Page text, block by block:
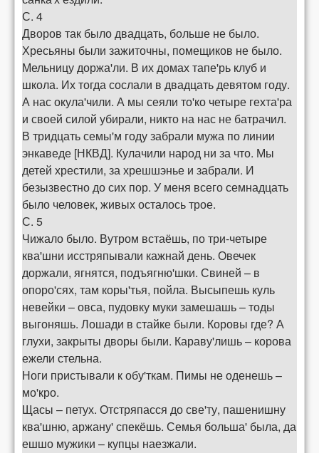
С. 4
Дворов так было двадцать, больше не было.
Хресьяны были зажиточны, помещиков не было.
Мельницу доржа'ли. В их домах тапе'рь клуб и
школа. Их тогда сослали в двадцать девятом году.
А нас окула'чили. А мы сеяли то'ко четыре гехта'ра
и своей силой убирали, никто на нас не батрачил.
В тридцать семы'м году забрали мужа по линии
энкаведе [НКВД]. Кулачили народ ни за что. Мы
детей хрестили, за хрешшэнье и забрали. И
безызвестно до сих пор. У меня всего семнадцать
было человек, живых осталось трое.
С. 5
Чижало было. Вутром встаёшь, по три-четыре
ква'шни исстряпывали кажнай день. Овечек
доржали, ягнятся, подъягню'шки. Свиней – в
опоро'сях, там коры'тья, пойла. Высыпешь куль
невейки – овса, пудовку муки замешашь – тоды
выгоняшь. Лошади в стайке были. Коровы где? А
глухи, закрыты дворы были. Караву'лишь – корова
ежели стельна.
Ноги пристывали к обу'ткам. Пимы не оденешь –
мо'кро.
Щасы – петух. Отстряпасся до све'ту, пашенишну
ква'шню, аржану' спекёшь. Семья больша' была, да
ешшо мужики – купцы наезжали.